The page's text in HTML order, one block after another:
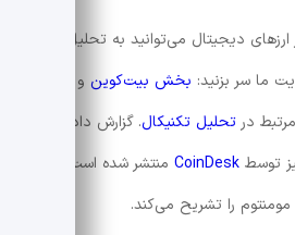
ارزهای دیجیتال می‌توانید به تحلیل‌های
ما سر بزنید: بخش بیت‌کوین و
در تحلیل تکنیکال. گزارش داده‌های
توسط CoinDesk منتشر شده است که
را تشریح می‌کند.